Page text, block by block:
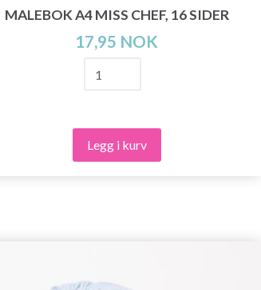
MALEBOK A4 MISS CHEF, 16 SIDER
17,95 NOK
Legg i kurv